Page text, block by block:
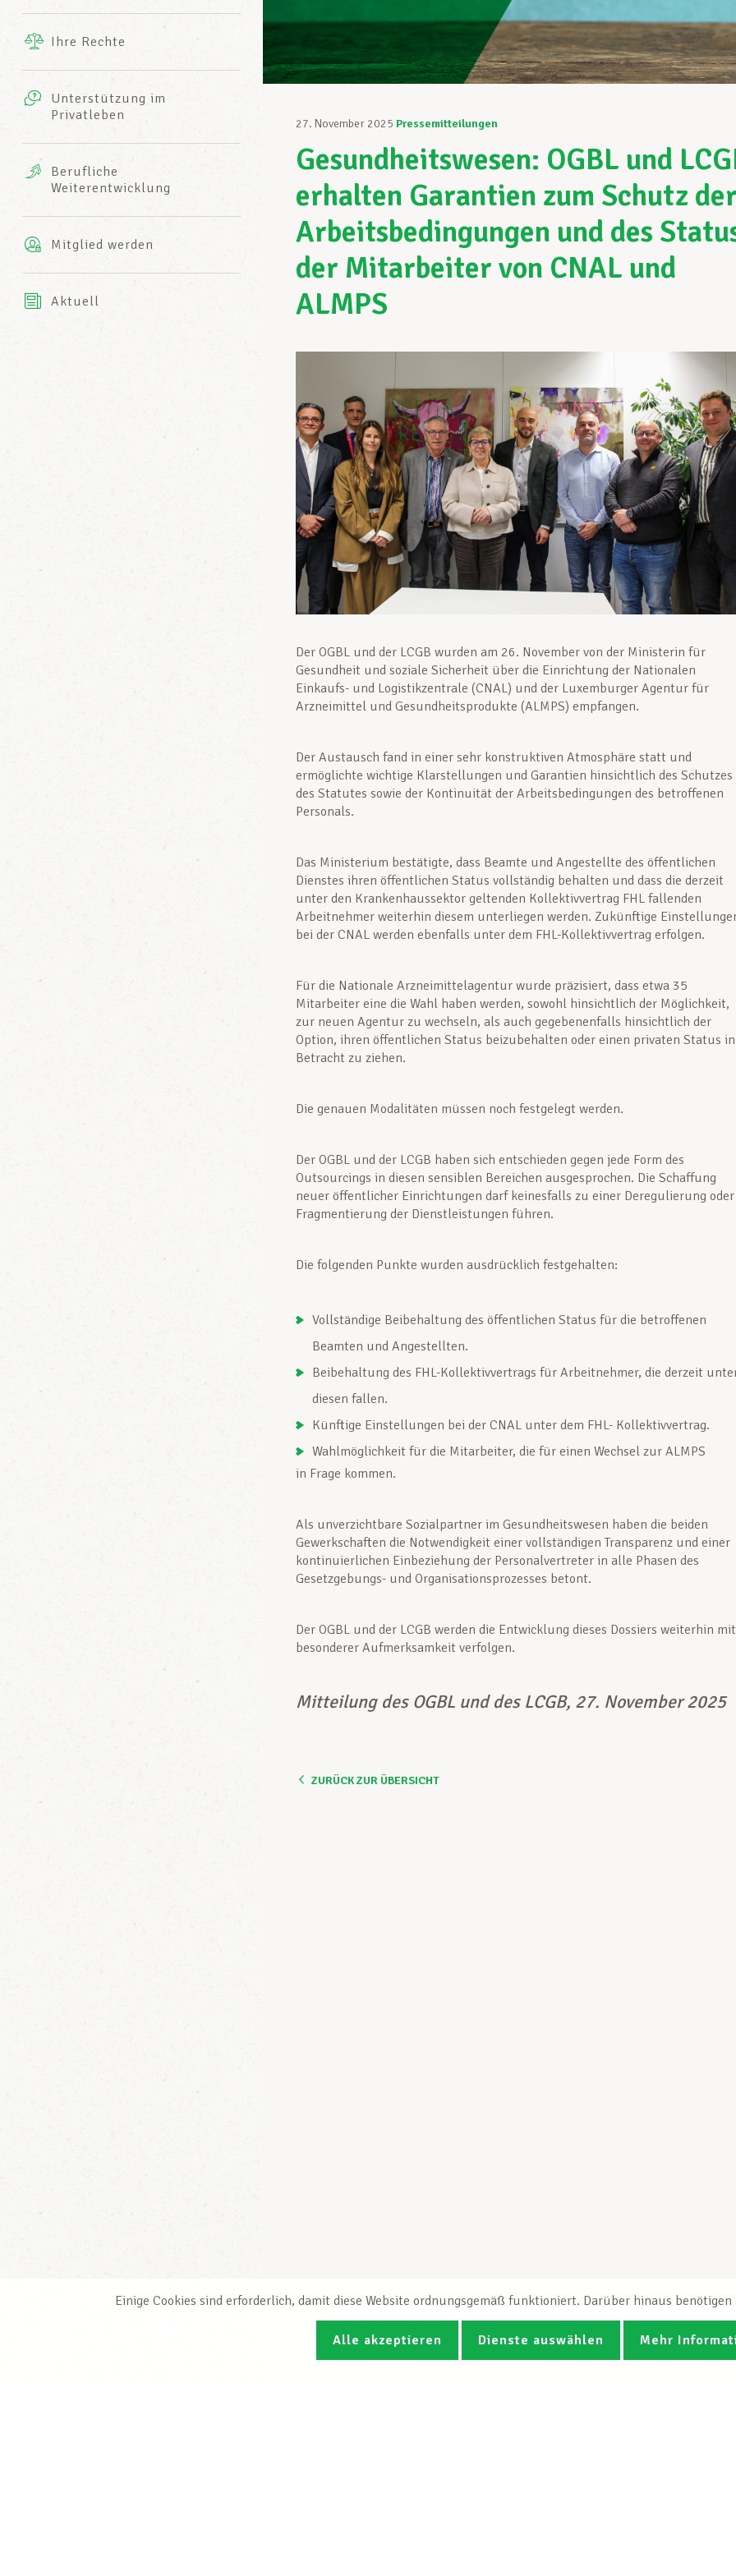
INFO-CENTER
des LCGBs
Ihre Rechte
Unterstützung im
Privatleben
Leistungen
Mutuelle
AXA
Berufliche
Weiterentwicklung
Mitglied werden
Aktuell
27. November 2025 Pressemitteilungen
Gesundheitswesen: OGBL und
erhalten Garantien zum Schutz
Arbeitsbedingungen und des
der Mitarbeiter von CNAL und
ALMPS
Der OGBL und der LCGB wurden am 26. November von der Ministerin für
Gesundheit und soziale Sicherheit über die Einrichtung der Nationalen
Einkaufs- und Logistikzentrale (CNAL) und der Luxemburger Agentur für
Arzneimittel und Gesundheitsprodukte (ALMPS) empfangen.
Der Austausch fand in einer sehr konstruktiven Atmosphäre statt und
ermöglichte wichtige Klarstellungen und Garantien hinsichtlich des Schutzes
des Statutes sowie der Kontinuität der Arbeitsbedingungen des betroffenen
Personals.
Das Ministerium bestätigte, dass Beamte und Angestellte des öffentlichen
Dienstes ihren öffentlichen Status vollständig behalten und dass die derzeit
unter den Krankenhaussektor geltenden Kollektivvertrag FHL fallenden
Arbeitnehmer weiterhin diesem unterliegen werden. Zukünftige
bei der CNAL werden ebenfalls unter dem FHL-Kollektivvertrag erfolgen.
Für die Nationale Arzneimittelagentur wurde präzisiert, dass etwa 35
Mitarbeiter eine die Wahl haben werden, sowohl hinsichtlich der Möglichkeit,
zur neuen Agentur zu wechseln, als auch gegebenenfalls hinsichtlich der
Option, ihren öffentlichen Status beizubehalten oder einen privaten Status in
Betracht zu ziehen.
Die genauen Modalitäten müssen noch festgelegt werden.
Der OGBL und der LCGB haben sich entschieden gegen jede Form des
Outsourcings in diesen sensiblen Bereichen ausgesprochen. Die Schaffung
neuer öffentlicher Einrichtungen darf keinesfalls zu einer Deregulierung oder
Fragmentierung der Dienstleistungen führen.
Die folgenden Punkte wurden ausdrücklich festgehalten:
Vollständige Beibehaltung des öffentlichen Status für die betroffenen
Beamten und Angestellten.
Beibehaltung des FHL-Kollektivvertrags für Arbeitnehmer, die derzeit
diesen fallen.
Künftige Einstellungen bei der CNAL unter dem FHL- Kollektivvertrag.
Wahlmöglichkeit für die Mitarbeiter, die für einen Wechsel zur ALMPS
in Frage kommen.
Als unverzichtbare Sozialpartner im Gesundheitswesen haben die beiden
Gewerkschaften die Notwendigkeit einer vollständigen Transparenz und einer
kontinuierlichen Einbeziehung der Personalvertreter in alle Phasen des
Gesetzgebungs- und Organisationsprozesses betont.
Der OGBL und der LCGB werden die Entwicklung dieses Dossiers weiterhin mit
besonderer Aufmerksamkeit verfolgen.
Mitteilung des OGBL und des LCGB, 27. November 2025
ZURÜCK ZUR ÜBERSICHT
Einige Cookies sind erforderlich, damit diese Website ordnungsgemäß funktioniert. Darüber hinaus
Alle akzeptieren Dienste auswählen Mehr